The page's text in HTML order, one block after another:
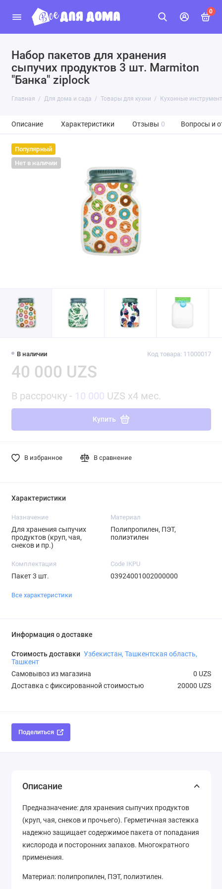
0
Набор пакетов для хранения
сыпучих продуктов 3 шт. Marmiton
"Банка" ziplock
Главная Для дома и сада Товары для кухни Кухонные
Описание Характеристики Отзывы 0 Вопросы и
Популярный
Нет в наличии
В наличии Код товара: 11000017
40 000 UZS
В рассрочку - 10 000 UZS x4 мес.
Купить
В избранное В сравнение
Характеристики
Назначение
Для хранения сыпучих
продуктов (круп, чая,
снеков и пр.)
Материал
Полипропилен, ПЭТ,
полиэтилен
Комплектация
Пакет 3 шт.
Code IKPU
03924001002000000
Все характеристики
Информация о доставке
Стоимость доставки Узбекистан, Ташкентская область,
Ташкент
Самовывоз из магазина
0 UZS
Доставка с фиксированной стоимостью
20000 UZS
Поделиться
Описание
Предназначение: для хранения сыпучих продуктов
(круп, чая, снеков и прочьего). Герметичная застежка
надежно защищает содержимое пакета от попадания
кислорода и посторонних запахов. Многократного
применения.
Материал: полипропилен, ПЭТ, полиэтилен.